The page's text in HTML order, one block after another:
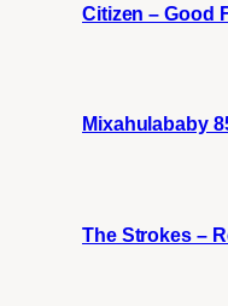
Citizen – Good
Mixahulababy
The Strokes –